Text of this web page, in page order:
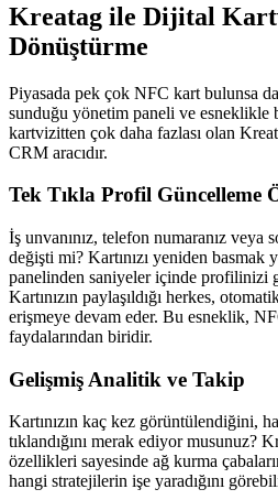
Kreatag ile Dijital
Dönüştürme
Piyasada pek çok NFC kart bulunsa
sunduğu yönetim paneli ve esneklikle
kartvizitten çok daha fazlası olan
CRM aracıdır.
Tek Tıkla Profil Güncelleme
İş unvanınız, telefon numaranız veya
değişti mi? Kartınızı yeniden basmak
panelinden saniyeler içinde profilinizi
Kartınızın paylaşıldığı herkes,
erişmeye devam eder. Bu esneklik,
faydalarından biridir.
Gelişmiş Analitik ve Takip
Kartınızın kaç kez görüntülendiğini,
tıklandığını merak ediyor musunuz?
özellikleri sayesinde ağ kurma
hangi stratejilerin işe yaradığını